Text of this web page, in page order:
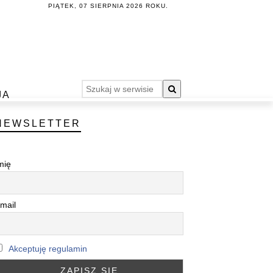
PIĄTEK, 07 SIERPNIA 2026 ROKU.
Akceptuję regulamin